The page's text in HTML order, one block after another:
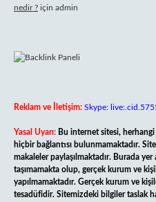
nedir ? için admin
Reklam ve İletişim: Skype:
Yasal Uyarı: Bu internet sitesi,
hiçbir bağlantısı bulunmamaktadır.
makaleler paylaşılmaktadır. Burada
taşımamakta olup, gerçek kurum ve
yapılmamaktadır. Gerçek kurum ve
tesadüfidir. Sitemizdeki bilgiler taslak